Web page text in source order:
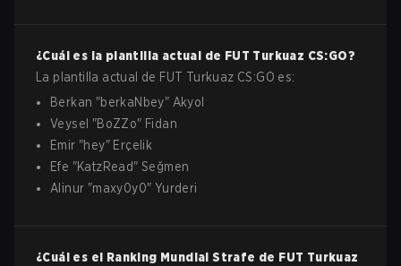
¿Cuál es la plantilla actual de FUT Turkuaz CS:GO?
La plantilla actual de FUT Turkuaz CS:GO es:
Berkan "berkaNbey" Akyol
Veysel "BoZZo" Fidan
Emir "hey" Erçelik
Efe "KatzRead"Seğmen
Alinur "maxy0y0" Yurderi
¿Cuál es el Ranking Mundial Strafe de FUT Turkuaz